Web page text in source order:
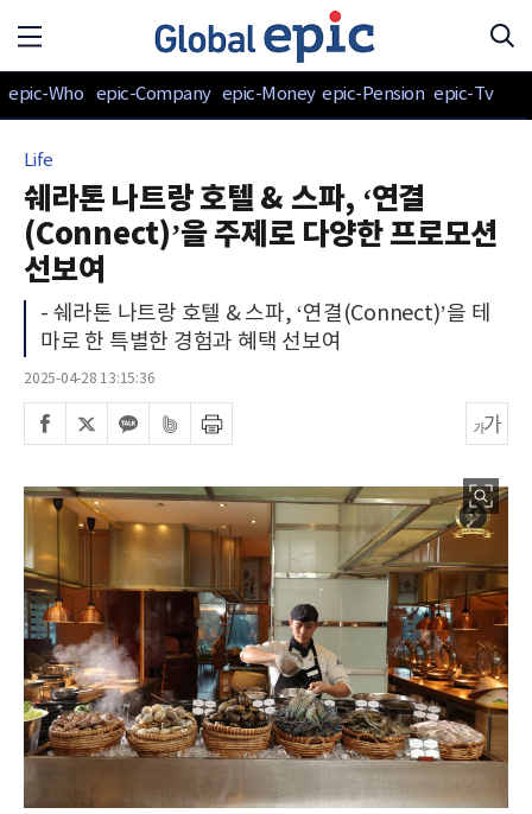
epic-Who epic-Company epic-Money epic-Pension epic-Tv
Life
쉐라톤 나트랑 호텔 & 스파, ‘연결
(Connect)’을 주제로 다양한 프로모션
선보여
- 쉐라톤 나트랑 호텔 & 스파, ‘연결(Connect)’을 테
마로 한 특별한 경험과 혜택 선보여
2025-04-28 13:15:36